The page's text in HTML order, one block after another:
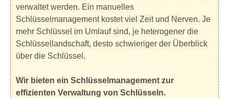
verwaltet werden. Ein manuelles
Schlüsselmanagement kostet viel Zeit und Nerven. Je
mehr Schlüssel im Umlauf sind, je heterogener die
Schlüssellandschaft, desto schwieriger der Überblick
über die Schlüssel.
Wir bieten ein Schlüsselmanagement zur
effizienten Verwaltung von Schlüsseln.